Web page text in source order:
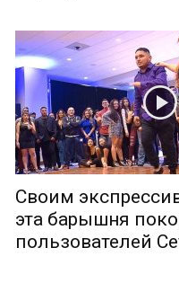
Своим
эта барышня
пользователей